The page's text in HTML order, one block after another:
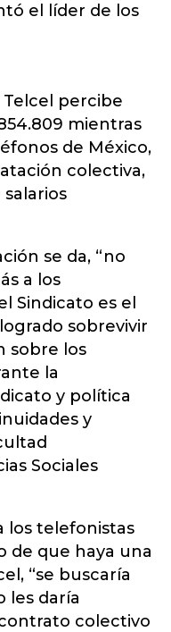
el líder de los
percibe
mientras
de México,
colectiva,
se da, “no
a los
Sindicato es el
sobrevivir
sobre los
la
y política
y
Sociales
los telefonistas
de que haya una
“se buscaría
les daría
colectivo